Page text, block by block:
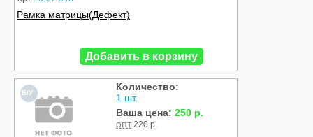
Рамка матрицы(Дефект)
Добавить в корзину
Б/У
Количество:
1 шт.
Ваша цена: 250 р.
опт 220 р.